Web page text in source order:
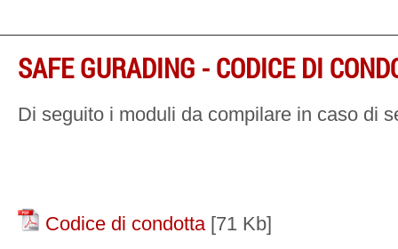
SAFE GURADING - CODICE DI
Di seguito i moduli da compilare in caso di
Codice di condotta [71 Kb]